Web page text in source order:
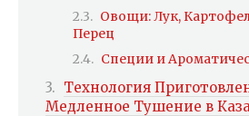
Овощи: Лук,
Перец
Специи и
Технология
Медленное Тушение в